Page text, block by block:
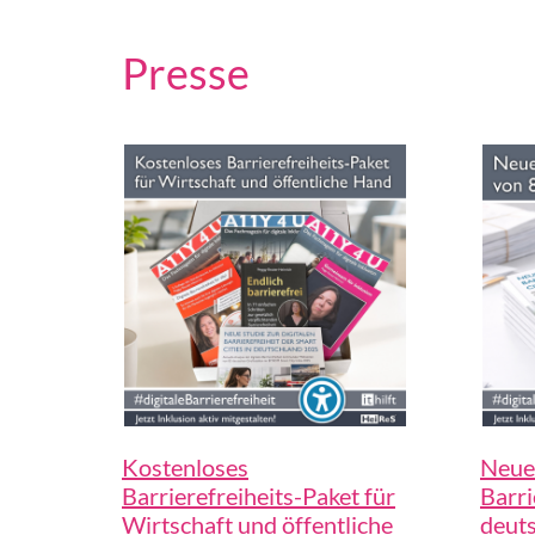
Presse
Kostenloses
Barrierefreiheits-Paket für
Wirtschaft und öffentliche